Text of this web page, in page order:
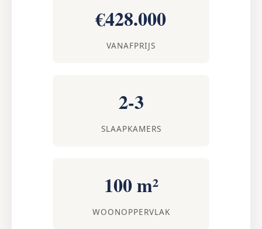
€428.000
VANAFPRIJS
2-3
SLAAPKAMERS
100 m²
WOONOPPERVLAK